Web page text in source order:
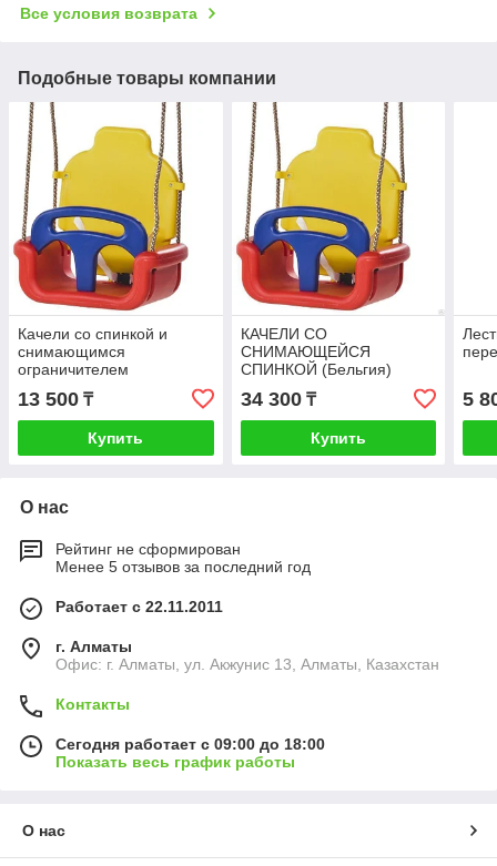
Все условия возврата
Подобные товары компании
Качели со спинкой и
снимающимся
ограничителем
пластиковые
13 500 ₸
Купить
КАЧЕЛИ СО
СНИМАЮЩЕЙСЯ
СПИНКОЙ (Бельгия)
34 300₸
Купить
5
О нас
Рейтинг не сформирован
Менее 5 отзывов за последний год
Работает с 22.11.2011
г. Алматы
Офис: г. Алматы, ул. Акжунис 13, Алматы, Казахстан
Контакты
Сегодня работает с 09:00 до 18:00
Показать весь график работы
О нас